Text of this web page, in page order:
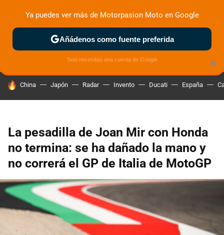
ZONA DE PRUEBAS DEPORTIVAS MOTOS ELÉCTRICAS
HOY SE HABLA DE
China Japón Radar Invento Ducati España
La pesadilla de Joan Mir con Honda
no termina: se ha dañado la mano y
no correrá el GP de Italia de MotoGP
×
Ya puedes ver más de Motorpasion Moto en Google
Añádenos como fuente preferida
Solo necesitas una cuenta de Google